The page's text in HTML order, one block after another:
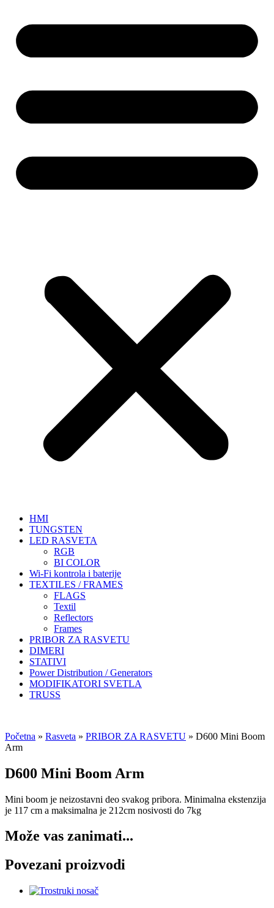
HMI
TUNGSTEN
LED RASVETA
RGB
BI COLOR
Wi-Fi kontrola i baterije
TEXTILES / FRAMES
FLAGS
Textil
Reflectors
Frames
PRIBOR ZA RASVETU
DIMERI
STATIVI
Power Distribution / Generators
MODIFIKATORI SVETLA
TRUSS
Početna » Rasveta » PRIBOR ZA RASVETU » D600 Mini Boom
Arm
D600 Mini Boom Arm
Mini boom je neizostavni deo svakog pribora. Minimalna ekstenzija
je 117 cm a maksimalna je 212cm nosivosti do 7kg
Može vas zanimati...
Povezani proizvodi